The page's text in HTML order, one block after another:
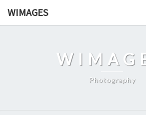
GaWIMAGES
Photography